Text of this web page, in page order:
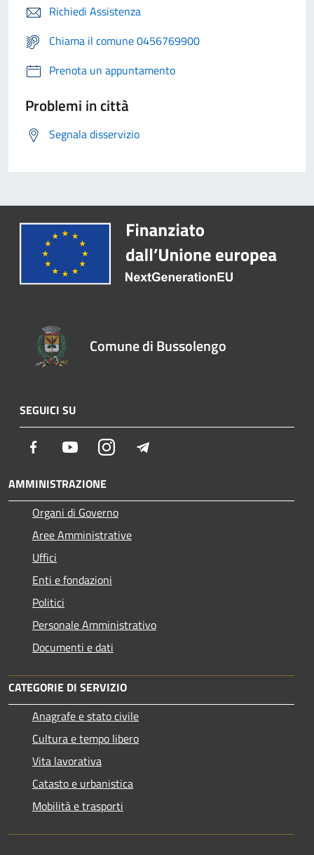
Richiedi Assistenza
Chiama il comune 0456769900
Prenota un appuntamento
Problemi in città
Segnala disservizio
Comune di Bussolengo
SEGUICI SU
Facebook YoutubeInstagram
AMMINISTRAZIONE
Organi di Governo
Aree Amministrative
Uffici
Enti e fondazioni
Politici
Personale Amministrativo
Documenti e dati
CATEGORIE DI SERVIZIO
Anagrafe e stato civile
Cultura e tempo libero
Vita lavorativa
Catasto e urbanistica
Mobilità e trasporti